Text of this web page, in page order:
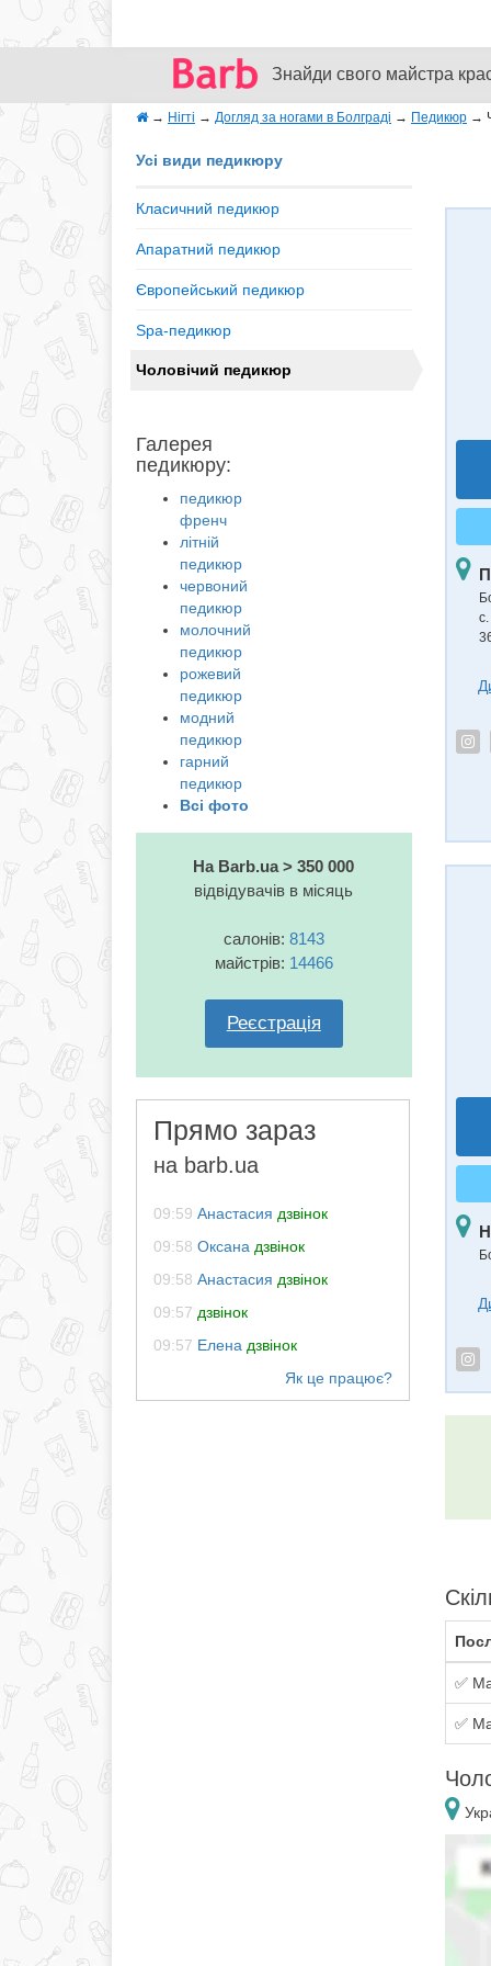
Знайди свого майстра
→ Нігті → Догляд за ногами в Болграді → Педикюр →
Усі види педикюру
Класичний педикюр
Апаратний педикюр
Європейський педикюр
Spa-педикюр
Чоловічий педикюр
Галерея
педикюру:
педикюр
френч
літній
педикюр
червоний
педикюр
молочний
педикюр
рожевий
педикюр
модний
педикюр
гарний
педикюр
Всі фото
На Barb.ua > 350 000
відвідувачів в місяць
салонів: 8143
майстрів: 14466
Реєстрація
Прямо зараз
на barb.ua
09:59 Анастасия дзвінок
09:58 Оксана дзвінок
09:58 Анастасия дзвінок
09:57 дзвінок
09:57 Елена дзвінок
✅
✅